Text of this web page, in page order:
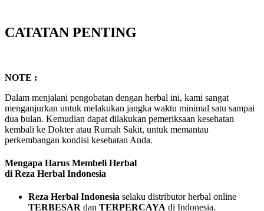
CATATAN PENTING
NOTE :
Dalam menjalani pengobatan dengan herbal ini, kami sangat
menganjurkan untuk melakukan jangka waktu minimal satu sampai
dua bulan. Kemudian dapat dilakukan pemeriksaan kesehatan
kembali ke Dokter atau Rumah Sakit, untuk memantau
perkembangan kondisi kesehatan Anda.
Mengapa Harus Membeli Herbal
di Reza Herbal Indonesia
Reza Herbal Indonesia selaku distributor herbal online
TERBESAR dan TERPERCAYA di Indonesia.